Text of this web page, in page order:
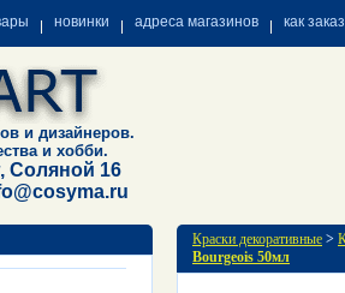
новинки адреса магазинов как
и дизайнеров.
и хобби.
Соляной 16
Краски декоративные >
Bourgeois 50мл